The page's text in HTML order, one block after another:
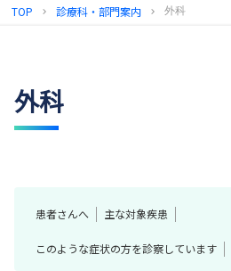
地域連携センター
TOP chevron_right 診療科・部門案内 chevron_right 外科
外科
患者さんへ 主な対象疾患
このような症状の方を診察しています